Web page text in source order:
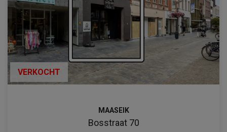
VERKOCHT
MAASEIK
Bosstraat 70